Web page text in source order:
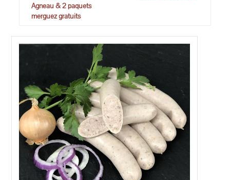
Agneau & 2 paquets
merguez gratuits